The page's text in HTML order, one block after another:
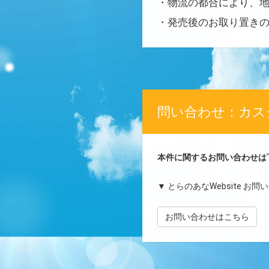
・発売後のお取り置き
問い合わせ：カ
本件に関するお問い合わせ
▼ とらのあなWebsite お問
お問い合わせはこちら